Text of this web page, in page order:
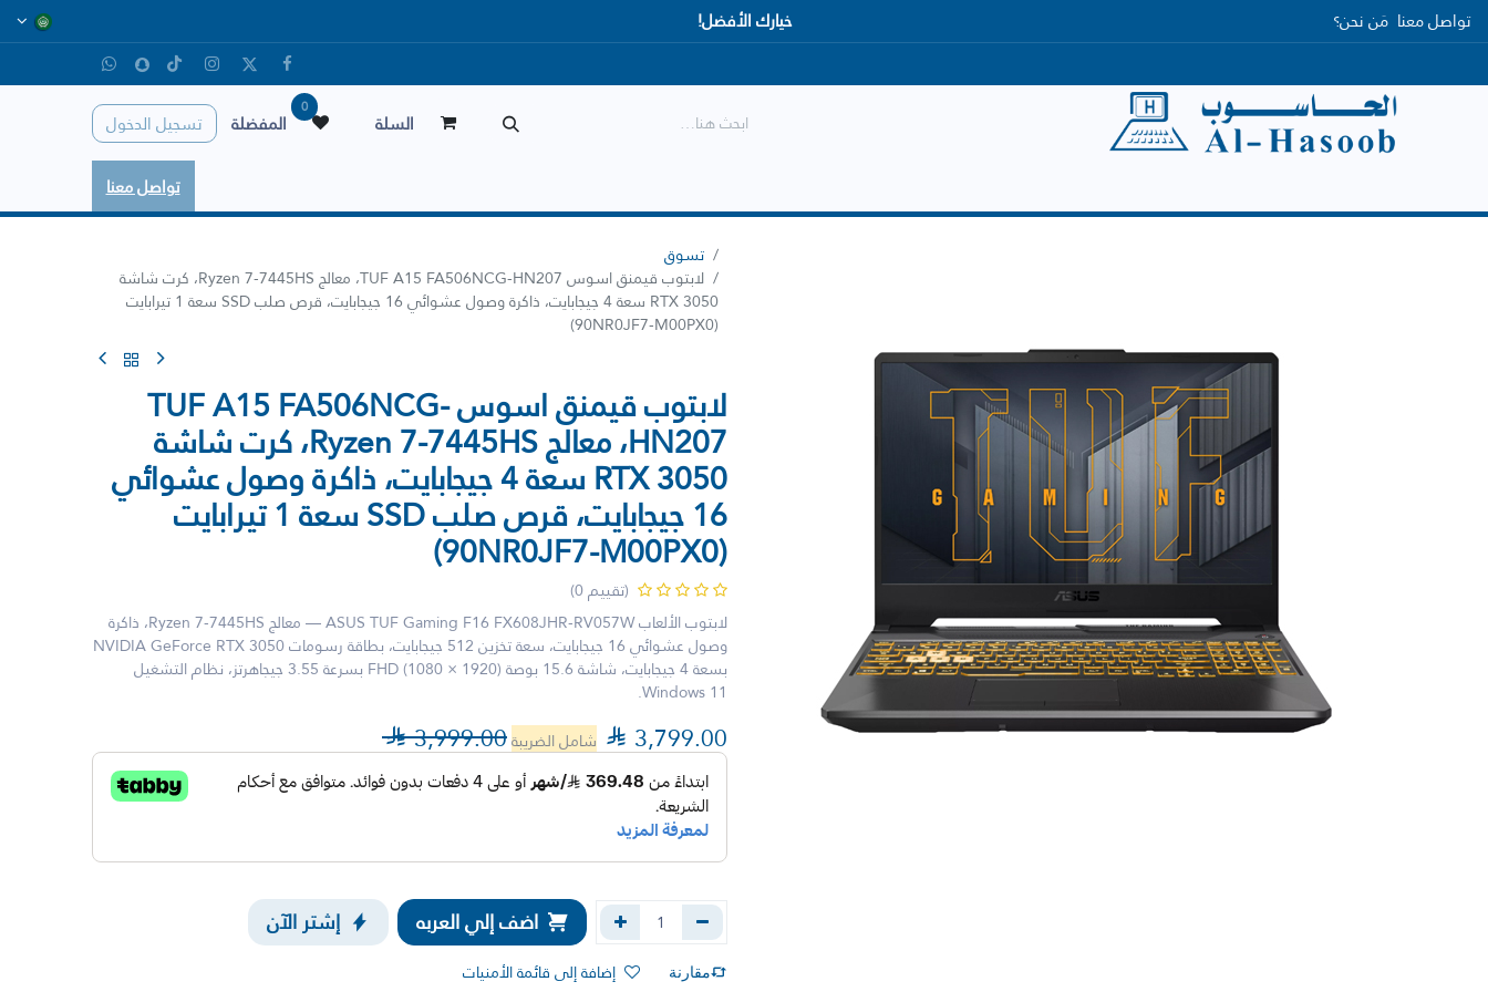
تواصل معنا مَن نحن؟ خيارك الأفضل!
السلة
0
المفضلة
تسجيل الدخول
تواصل معنا
تسوق
لابتوب قيمنق اسوس TUF A15 FA506NCG-HN207، معالج Ryzen 7-7445HS، كرت شاشة
RTX 3050 سعة 4 جيجابايت، ذاكرة وصول عشوائي 16 جيجابايت، قرص صلب SSD سعة 1 تيرابايت
(90NR0JF7-M00PX0)
لابتوب قيمنق اسوس TUF A15 FA506NCG-
HN207، معالج Ryzen 7-7445HS، كرت شاشة
RTX 3050 سعة 4 جيجابايت، ذاكرة وصول عشوائي
16 جيجابايت، قرص صلب SSD سعة 1 تيرابايت
(90NR0JF7-M00PX0)
(تقييم 0)
لابتوب الألعاب ASUS TUF Gaming F16 FX608JHR-RV057W — معالج Ryzen 7-7445HS، ذاكرة
وصول عشوائي 16 جيجابايت، سعة تخزين 512 جيجابايت، بطاقة رسومات NVIDIA GeForce RTX 3050
بسعة 4 جيجابايت، شاشة 15.6 بوصة (1920 × 1080) FHD بسرعة 3.55 جيجاهرتز، نظام التشغيل
Windows 11.
 3,799.00 شامل الضريبة 3,999.00
اضف إلي العربه إشتر الآن
مقارنة إضافة إلى قائمة الأمنيات